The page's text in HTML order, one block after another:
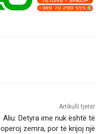
Artikulli tjetër
Aliu: Detyra ime nuk është të
operoj zemra, por të krijoj një